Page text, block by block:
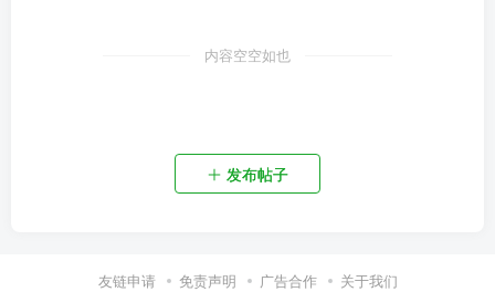
内容空空如也
发布帖子
友链申请 免责声明 广告合作 关于我们